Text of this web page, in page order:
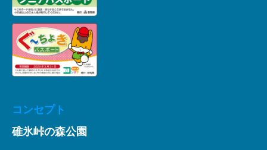
コンセプト
碓氷峠の森公園